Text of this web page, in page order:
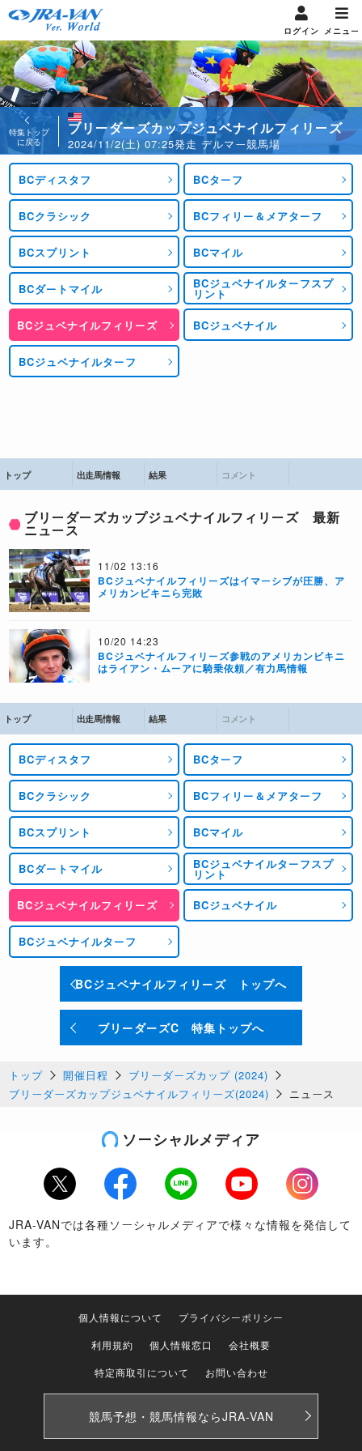
ログイン メニュー
特集トップ
に戻る
ブリーダーズカップジュベナイルフィリーズ
2024/11/2(土) 07:25発走 デルマー競馬場
BCディスタフ BCターフ
BCクラシック BCフィリー＆メアターフ
BCスプリント BCマイル
BCダートマイル BCジュベナイルターフスプ
リント
BCジュベナイルフィリーズ BCジュベナイル
BCジュベナイルターフ
トップ 出走馬情報 結果 コメント
ブリーダーズカップジュベナイルフィリーズ 最新
ニュース
11/02 13:16
BCジュベナイルフィリーズはイマーシブが圧勝、ア
メリカンビキニら完敗
10/20 14:23
BCジュベナイルフィリーズ参戦のアメリカンビキニ
はライアン・ムーアに騎乗依頼／有力馬情報
トップ 出走馬情報 結果 コメント
BCディスタフ BCターフ
BCクラシック BCフィリー＆メアターフ
BCスプリント BCマイル
BCダートマイル BCジュベナイルターフスプ
リント
BCジュベナイルフィリーズ BCジュベナイル
BCジュベナイルターフ
BCジュベナイルフィリーズ トップへ
ブリーダーズC 特集トップへ
トップ 開催日程
ブリーダーズカップ (2024)
ブリーダーズカップジュベナイルフィリーズ(2024)
ニュース
ソーシャルメディア
Twitter Facebook LINE Youtube
Instagram
JRA-VANでは各種ソーシャルメディアで様々な情報を発信して
います。
個人情報について
プライバシーポリシー
利用規約
個人情報窓口
会社概要
特定商取引について
お問い合わせ
競馬予想・競馬情報ならJRA-VAN